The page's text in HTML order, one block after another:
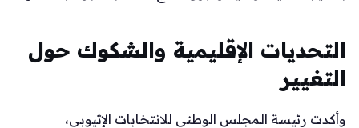
التحديات الإقليمية والشكوك حول
التغيير
وأكدت رئيسة المجلس الوطني للانتخابات الإثيوبي،